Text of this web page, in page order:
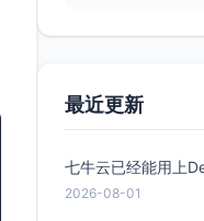
最近更新
2026-08-01